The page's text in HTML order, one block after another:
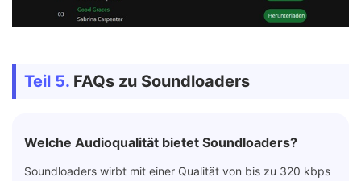
Teil 5. FAQs zu Soundloaders
Welche Audioqualität bietet Soundloaders?
Soundloaders wirbt mit einer Qualität von bis zu 320 kbps